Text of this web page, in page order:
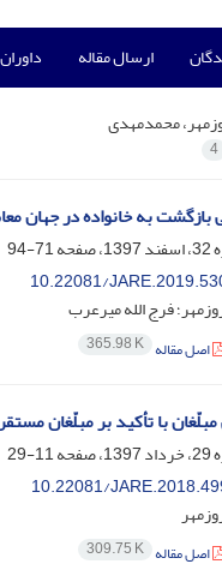
ارسال مقاله داوران
محمدمهدی
4
بازگشت به خانواده در جهان
71-94
10.22081/
فرج الله میرعرب
اصل مقاله 365.98 K
با تأکید بر مبلّغان
11-29
10.22081/
اصل مقاله 309.75 K